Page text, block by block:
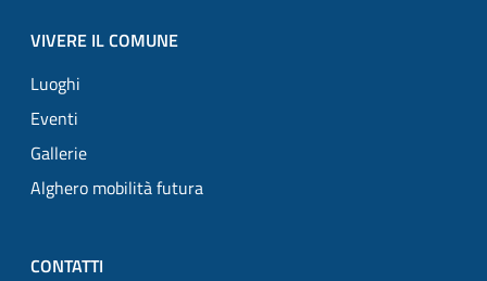
VIVERE IL COMUNE
Luoghi
Eventi
Gallerie
Alghero mobilità futura
CONTATTI